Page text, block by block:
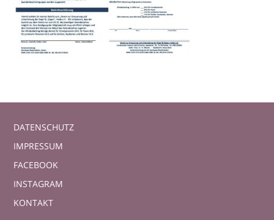
DATENSCHUTZ
IMPRESSUM
FACEBOOK
INSTAGRAM
KONTAKT